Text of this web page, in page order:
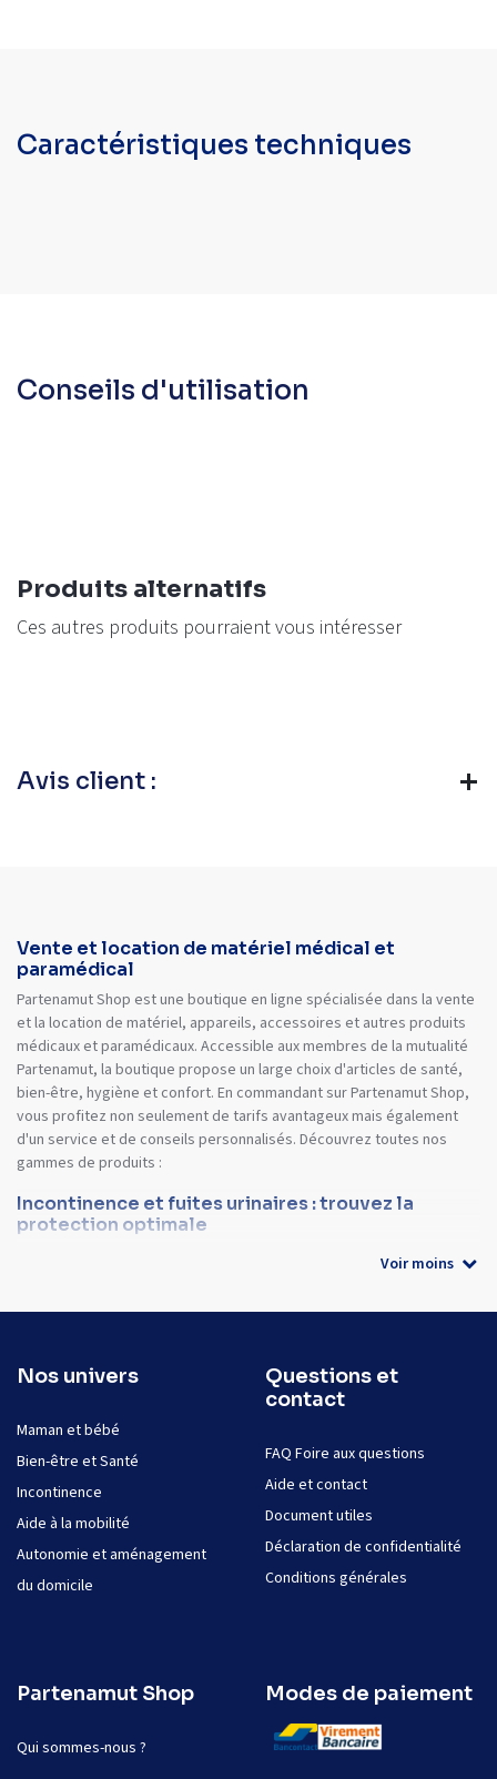
Caractéristiques techniques
Conseils d'utilisation
Produits alternatifs
Ces autres produits pourraient vous intéresser
Avis client :
Vente et location de matériel médical et
paramédical
Partenamut Shop est une boutique en ligne spécialisée dans la vente
et la location de matériel, appareils, accessoires et autres produits
médicaux et paramédicaux. Accessible aux membres de la mutualité
Partenamut, la boutique propose un large choix d'articles de santé,
bien-être, hygiène et confort. En commandant sur Partenamut Shop,
vous profitez non seulement de tarifs avantageux mais également
d'un service et de conseils personnalisés. Découvrez toutes nos
gammes de produits :
Incontinence et fuites urinaires : trouvez la
protection optimale
Voir moins
Nos univers
Maman et bébé
Bien-être et Santé
Incontinence
Aide à la mobilité
Autonomie et aménagement
du domicile
Questions et
contact
FAQ Foire aux questions
Aide et contact
Document utiles
Déclaration de confidentialité
Conditions générales
Partenamut Shop
Qui sommes-nous ?
Modes de paiement